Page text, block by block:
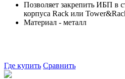
Позволяет закрепить ИБП в
корпуса Rack или
Материал - металл
Где купить Сравнить